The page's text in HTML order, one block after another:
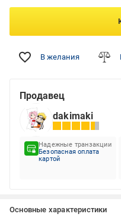
В желания
Продавец
dakimaki
Надежные транзакции
Безопасная оплата
картой
Основные характеристики